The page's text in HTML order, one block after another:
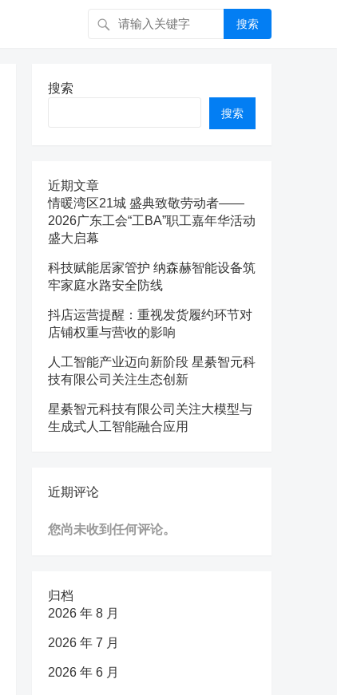
搜索
搜索
搜索
近期文章
情暖湾区21城 盛典致敬劳动者——
2026广东工会“工BA”职工嘉年华活动
盛大启幕
科技赋能居家管护 纳森赫智能设备筑
牢家庭水路安全防线
抖店运营提醒：重视发货履约环节对
店铺权重与营收的影响
人工智能产业迈向新阶段 星綦智元科
技有限公司关注生态创新
星綦智元科技有限公司关注大模型与
生成式人工智能融合应用
近期评论
您尚未收到任何评论。
归档
2026 年 8 月
2026 年 7 月
2026 年 6 月